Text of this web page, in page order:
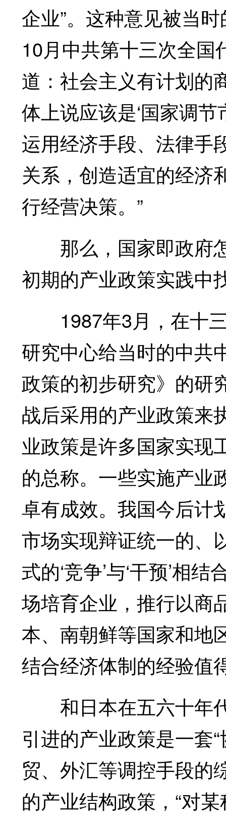
企业”。这种意见被当
10月中共第十三次全
道：社会主义有计划的
体上说应该是‘国家调
运用经济手段、法律手
关系，创造适宜的经济
行经营决策。”
那么，国家即政府
初期的产业政策实践中
1987年3月，在十三
研究中心给当时的中共
政策的初步研究》的研
战后采用的产业政策来
业政策是许多国家实现
的总称。一些实施产业
卓有成效。我国今后计
市场实现辩证统一的、
式的‘竞争’与‘干预’相
场培育企业，推行以商
本、南朝鲜等国家和地
结合经济体制的经验值
和日本在五六十年
引进的产业政策是一套
贸、外汇等调控手段的
的产业结构政策，“对